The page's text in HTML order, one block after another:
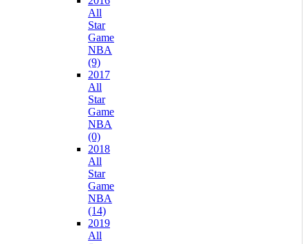
All
Star
Game
NBA
(9)
2017
All
Star
Game
NBA
(0)
2018
All
Star
Game
NBA
(14)
2019
All